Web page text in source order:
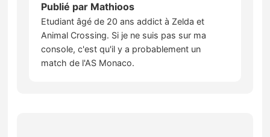
Publié par Mathioos
Etudiant âgé de 20 ans addict à Zelda et
Animal Crossing. Si je ne suis pas sur ma
console, c'est qu'il y a probablement un
match de l'AS Monaco.